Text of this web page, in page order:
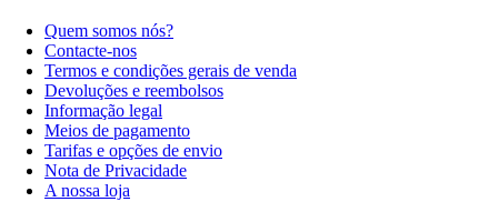
Quem somos nós?
Contacte-nos
Termos e condições gerais de venda
Devoluções e reembolsos
Informação legal
Meios de pagamento
Tarifas e opções de envio
Nota de Privacidade
A nossa loja